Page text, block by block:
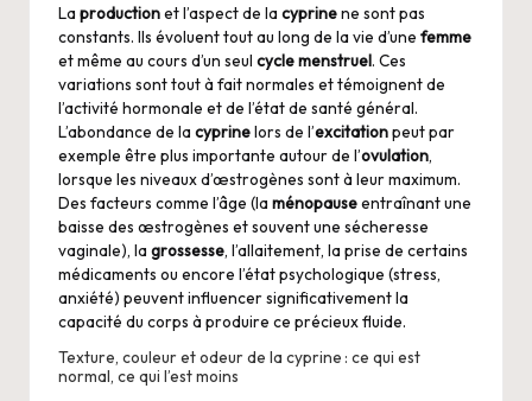
La productionet l’aspect de la cyprinene sont pas
constants. Ils évoluent tout au long de la vie d’une femme
et même au cours d’un seul cycle menstruel. Ces
variations sont tout à fait normales et témoignent de
l’activité hormonale et de l’état de santé général.
L’abondance de la cyprinelors de l’excitationpeut par
exemple être plus importante autour de l’ovulation,
lorsque les niveaux d’œstrogènes sont à leur maximum.
Des facteurs comme l’âge (la ménopauseentraînant une
baisse des œstrogènes et souvent une sécheresse
vaginale), la grossesse, l’allaitement, la prise de certains
médicaments ou encore l’état psychologique (stress,
anxiété) peuvent influencer significativement la
capacité du corps à produire ce précieux fluide.
Texture, couleur et odeur de la cyprine : ce qui est
normal, ce qui l’est moins